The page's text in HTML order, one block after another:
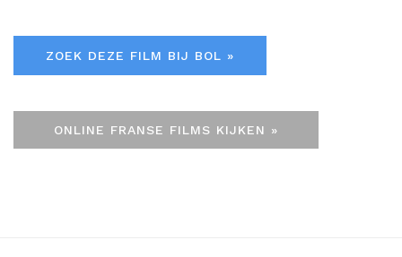
ZOEK DEZE FILM BIJ BOL »
ONLINE FRANSE FILMS KIJKEN »